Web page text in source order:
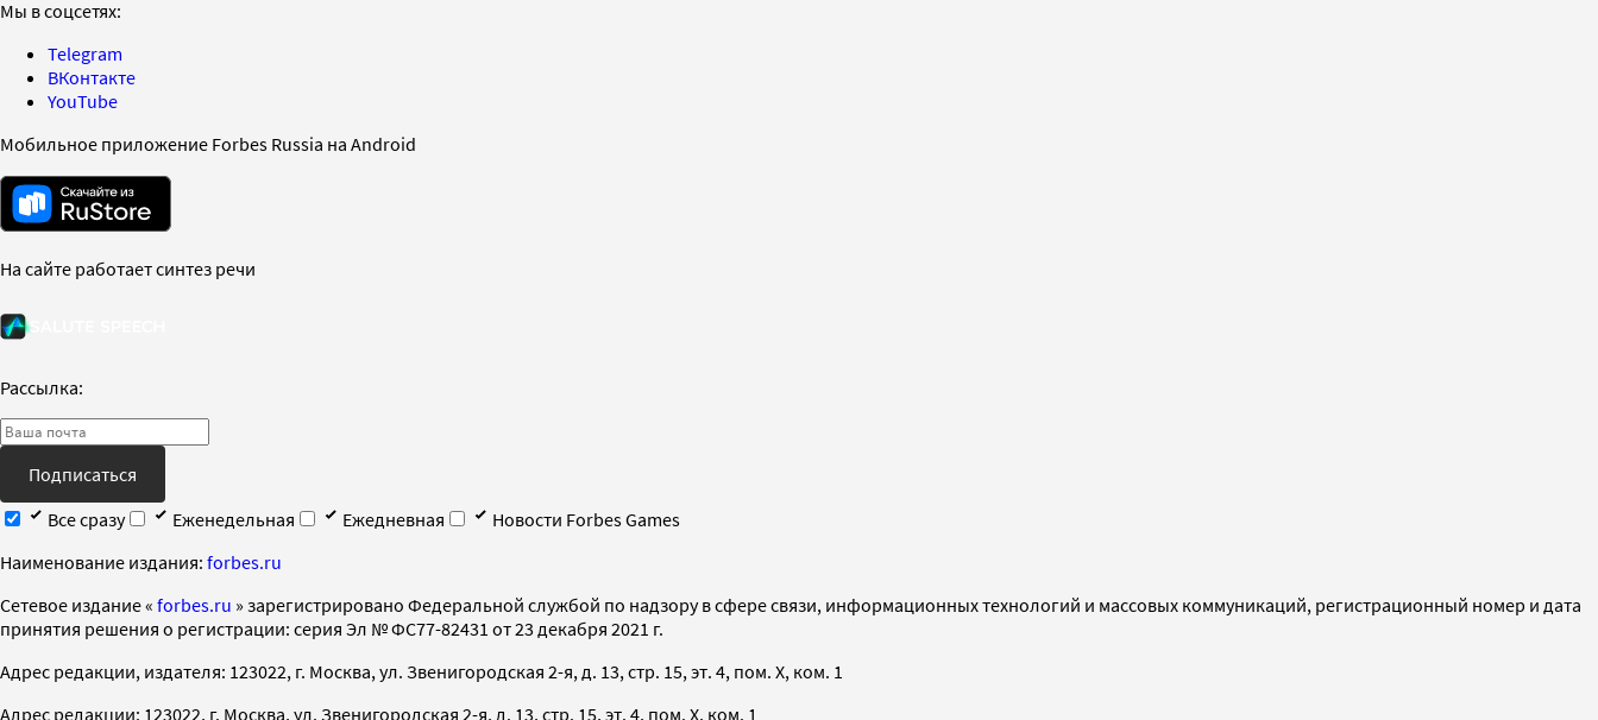
Мы в соцсетях:
Telegram
ВКонтакте
YouTube
Мобильное приложение Forbes Russia на Android
На сайте работает синтез речи
Рассылка:
Подписаться
Все сразу
Еженедельная Ежедневная
Новости Forbes Games
Наименование издания: forbes.ru
Cетевое издание « forbes.ru » зарегистрировано Федеральной службой по надзору в сфере связи, информационных технологий и массовых коммуникаций, регистрационный номер и дата
принятия решения о регистрации: серия Эл № ФС77-82431 от 23 декабря 2021 г.
Адрес редакции, издателя: 123022, г. Москва, ул. Звенигородская 2-я, д. 13, стр. 15, эт. 4, пом. X, ком. 1
Адрес редакции: 123022, г. Москва, ул. Звенигородская 2-я, д. 13, стр. 15, эт. 4, пом. X, ком. 1